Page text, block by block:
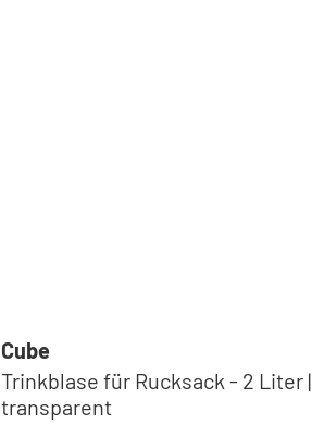
Cube
Trinkblase für Rucksack - 2 Liter |
transparent